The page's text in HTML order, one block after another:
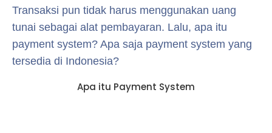
Transaksi pun tidak harus menggunakan uang
tunai sebagai alat pembayaran. Lalu, apa itu
payment system? Apa saja payment system yang
tersedia di Indonesia?
Apa itu Payment System